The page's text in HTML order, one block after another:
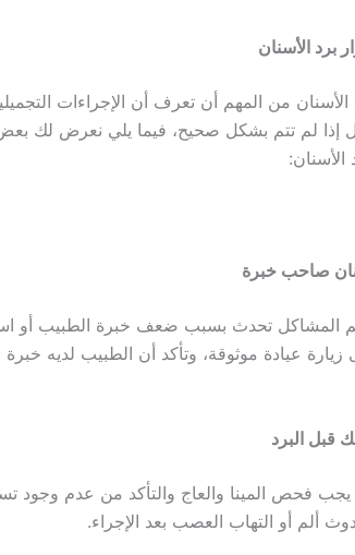
برد الأسنان
الأسنان من المهم أن تعرف أن الإجراءات
لم تتم بشكل صحيح، فيما يلي نعرض لك
صاحب خبرة
المشاكل تحدث بسبب ضعف خبرة الطبيب أو
عيادة موثوقة، وتأكد أن الطبيب لديه خبرة
قبل البرد
يجب فحص المينا والعاج والتأكد من عدم وجود
ألم أو التهاب العصب بعد الإجراء.